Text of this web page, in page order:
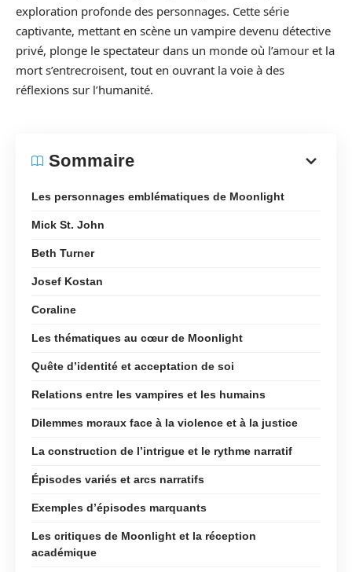
exploration profonde des personnages. Cette série
captivante, mettant en scène un vampire devenu détective
privé, plonge le spectateur dans un monde où l’amour et la
mort s’entrecroisent, tout en ouvrant la voie à des
réflexions sur l’humanité.
Sommaire
Les personnages emblématiques de Moonlight
Mick St. John
Beth Turner
Josef Kostan
Coraline
Les thématiques au cœur de Moonlight
Quête d’identité et acceptation de soi
Relations entre les vampires et les humains
Dilemmes moraux face à la violence et à la justice
La construction de l’intrigue et le rythme narratif
Épisodes variés et arcs narratifs
Exemples d’épisodes marquants
Les critiques de Moonlight et la réception
académique